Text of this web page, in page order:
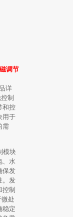
调节
详
制
和控
用于
需
模块
、水
保发
。发
控制
处
稳定